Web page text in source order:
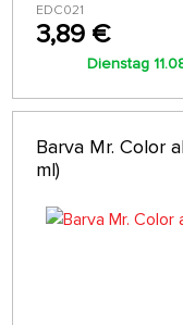
EDC021
3,89 €
Dienstag
Barva Mr. Color
ml)